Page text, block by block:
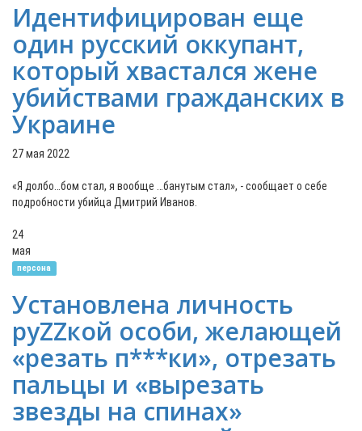
Идентифицирован еще
один русский оккупант,
который хвастался жене
убийствами гражданских в
Украине
27 мая 2022
«Я долбо…бом стал, я вообще …банутым стал», - сообщает о себе
подробности убийца Дмитрий Иванов.
24
мая
персона
Установлена личность
руZZкой особи, желающей
«резать п***ки», отрезать
пальцы и «вырезать
звезды на спинах»